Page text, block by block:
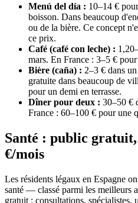
Menú del día : 10–14 €
boisson. Dans beaucoup
ou de la bière. Ce concept
ce prix.
Café (café con leche) :
mars. En France : 3–5 €
Bière (caña) : 2–3 € dans
gratuite dans beaucoup de
pour un demi en terrasse.
Dîner pour deux : 30–50 €
France : 60–100 € pour une
Santé : public
€/mois
Les résidents légaux en Espagne
santé — classé parmi les meilleurs
gratuit : consultations, spécialistes,